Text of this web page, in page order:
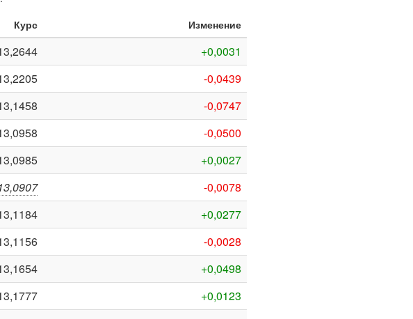
Курс Изменение
+0,0031
-0,0439
-0,0747
-0,0500
+0,0027
-0,0078
+0,0277
-0,0028
+0,0498
+0,0123